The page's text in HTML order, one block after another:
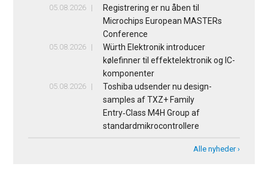
05.08.2026
Registrering er nu åben til
Microchips European MASTERs
Conference
05.08.2026
Würth Elektronik introducer
kølefinner til effektelektronik og IC-
komponenter
05.08.2026
Toshiba udsender nu design-
samples af TXZ+ Family
Entry‑Class M4H Group af
standardmikrocontrollere
Alle nyheder ›